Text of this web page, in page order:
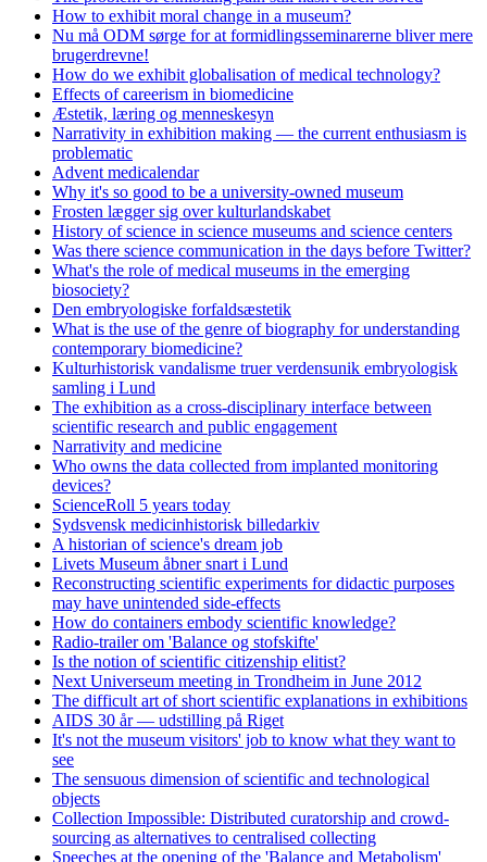
How to exhibit moral change in a museum?
Nu må ODM sørge for at formidlingsseminarerne bliver mere
brugerdrevne!
How do we exhibit globalisation of medical technology?
Effects of careerism in biomedicine
Æstetik, læring og menneskesyn
Narrativity in exhibition making — the current enthusiasm is
problematic
Advent medicalendar
Why it's so good to be a university-owned museum
Frosten lægger sig over kulturlandskabet
History of science in science museums and science centers
Was there science communication in the days before Twitter?
What's the role of medical museums in the emerging
biosociety?
Den embryologiske forfaldsæstetik
What is the use of the genre of biography for understanding
contemporary biomedicine?
Kulturhistorisk vandalisme truer verdensunik embryologisk
samling i Lund
The exhibition as a cross-disciplinary interface between
scientific research and public engagement
Narrativity and medicine
Who owns the data collected from implanted monitoring
devices?
ScienceRoll 5 years today
Sydsvensk medicinhistorisk billedarkiv
A historian of science's dream job
Livets Museum åbner snart i Lund
Reconstructing scientific experiments for didactic purposes
may have unintended side-effects
How do containers embody scientific knowledge?
Radio-trailer om 'Balance og stofskifte'
Is the notion of scientific citizenship elitist?
Next Universeum meeting in Trondheim in June 2012
The difficult art of short scientific explanations in exhibitions
AIDS 30 år — udstilling på Riget
It's not the museum visitors' job to know what they want to
see
The sensuous dimension of scientific and technological
objects
Collection Impossible: Distributed curatorship and crowd-
sourcing as alternatives to centralised collecting
Speeches at the opening of the 'Balance and Metabolism'